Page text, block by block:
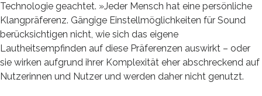
Technologie geachtet. »Jeder Mensch hat eine persönliche
Klangpräferenz. Gängige Einstellmöglichkeiten für Sound
berücksichtigen nicht, wie sich das eigene
Lautheitsempfinden auf diese Präferenzen auswirkt – oder
sie wirken aufgrund ihrer Komplexität eher abschreckend auf
Nutzerinnen und Nutzer und werden daher nicht genutzt.